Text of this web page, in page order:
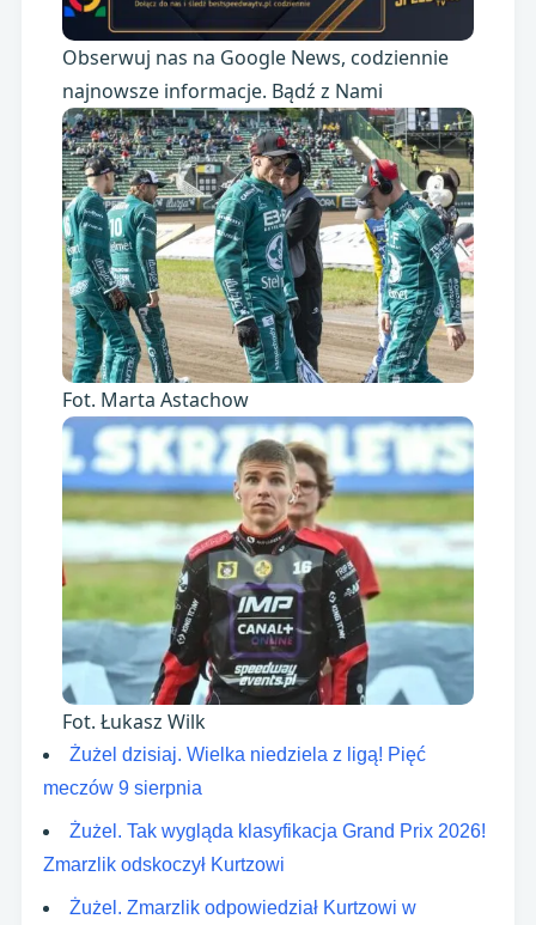
Obserwuj nas na Google News, codziennie
najnowsze informacje. Bądź z Nami
Fot. Marta Astachow
Fot. Łukasz Wilk
Żużel dzisiaj. Wielka niedziela z ligą! Pięć
meczów 9 sierpnia
Żużel. Tak wygląda klasyfikacja Grand Prix 2026!
Zmarzlik odskoczył Kurtzowi
Żużel. Zmarzlik odpowiedział Kurtzowi w